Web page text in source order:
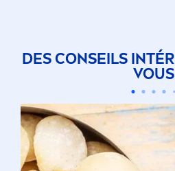
DES CONSEILS
VOUS